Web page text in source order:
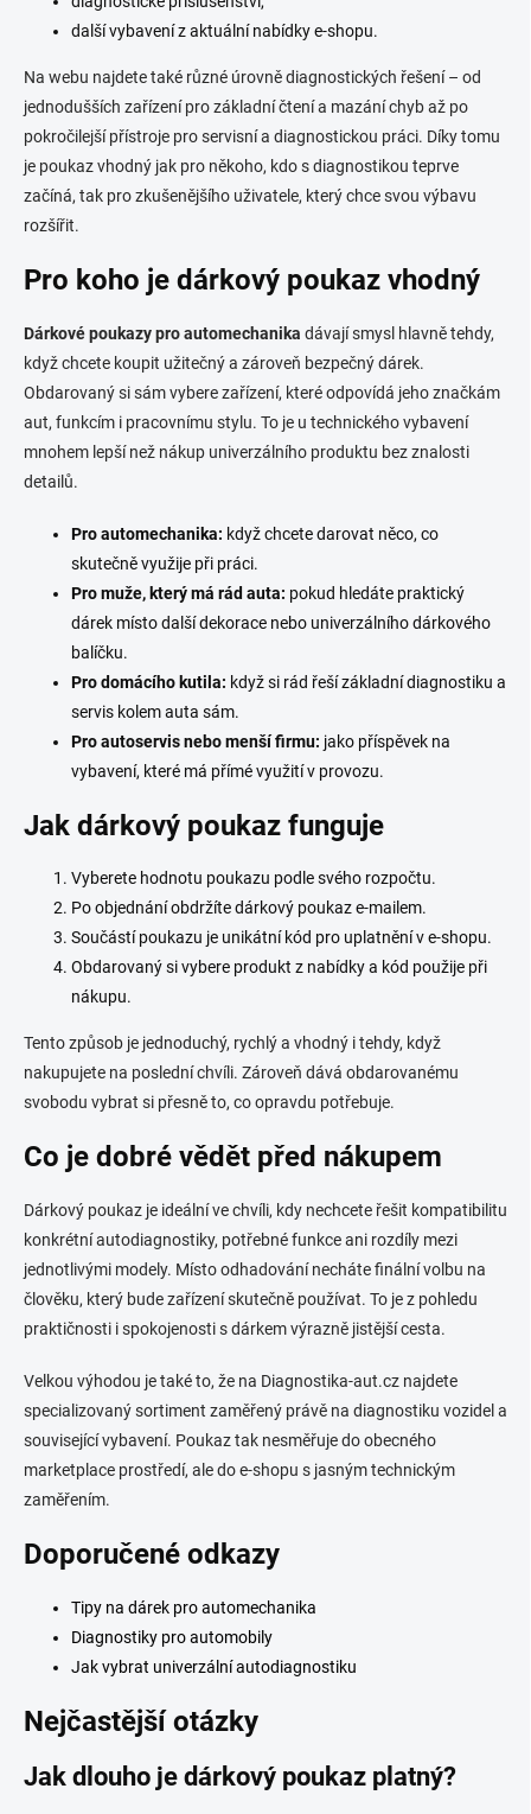
další vybavení z aktuální nabídky e-shopu.
Na webu najdete také různé úrovně diagnostických řešení – od
jednodušších zařízení pro základní čtení a mazání chyb až po
pokročilejší přístroje pro servisní a diagnostickou práci. Díky tomu
je poukaz vhodný jak pro někoho, kdo s diagnostikou teprve
začíná, tak pro zkušenějšího uživatele, který chce svou výbavu
rozšířit.
Pro koho je dárkový poukaz vhodný
Dárkové poukazy pro automechanika dávají smysl hlavně tehdy,
když chcete koupit užitečný a zároveň bezpečný dárek.
Obdarovaný si sám vybere zařízení, které odpovídá jeho značkám
aut, funkcím i pracovnímu stylu. To je u technického vybavení
mnohem lepší než nákup univerzálního produktu bez znalosti
detailů.
Pro automechanika: když chcete darovat něco, co
skutečně využije při práci.
Pro muže, který má rád auta: pokud hledáte praktický
dárek místo další dekorace nebo univerzálního dárkového
balíčku.
Pro domácího kutila: když si rád řeší základní diagnostiku a
servis kolem auta sám.
Pro autoservis nebo menší firmu: jako příspěvek na
vybavení, které má přímé využití v provozu.
Jak dárkový poukaz funguje
Vyberete hodnotu poukazu podle svého rozpočtu.
Po objednání obdržíte dárkový poukaz e-mailem.
Součástí poukazu je unikátní kód pro uplatnění v e-shopu.
Obdarovaný si vybere produkt z nabídky a kód použije při
nákupu.
Tento způsob je jednoduchý, rychlý a vhodný i tehdy, když
nakupujete na poslední chvíli. Zároveň dává obdarovanému
svobodu vybrat si přesně to, co opravdu potřebuje.
Co je dobré vědět před nákupem
Dárkový poukaz je ideální ve chvíli, kdy nechcete řešit kompatibilitu
konkrétní autodiagnostiky, potřebné funkce ani rozdíly mezi
jednotlivými modely. Místo odhadování necháte finální volbu na
člověku, který bude zařízení skutečně používat. To je z pohledu
praktičnosti i spokojenosti s dárkem výrazně jistější cesta.
Velkou výhodou je také to, že na Diagnostika-aut.cz najdete
specializovaný sortiment zaměřený právě na diagnostiku vozidel a
související vybavení. Poukaz tak nesměřuje do obecného
marketplace prostředí, ale do e-shopu s jasným technickým
zaměřením.
Doporučené odkazy
Tipy na dárek pro automechanika
Diagnostiky pro automobily
Jak vybrat univerzální autodiagnostiku
Nejčastější otázky
Jak dlouho je dárkový poukaz platný?